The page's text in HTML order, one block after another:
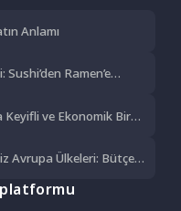
Anlamı
Sushi’den Ramen’e
Keyifli ve Ekonomik Bir
Avrupa Ülkeleri: Bütçe